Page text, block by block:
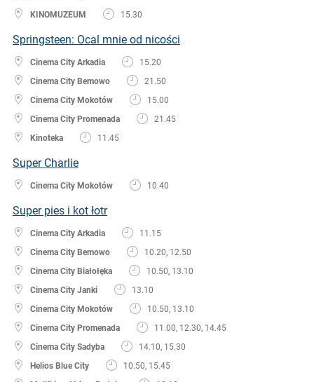
KINOMUZEUM 15.30
Springsteen: Ocal mnie od nicości
Cinema City Arkadia
15.20
Cinema City Bemowo
21.50
Cinema City Mokotów
15.00
Cinema City Promenada
21.45
Kinoteka
11.45
Super Charlie
Cinema City Mokotów 10.40
Super pies i kot łotr
Cinema City Arkadia
11.15
Cinema City Bemowo
10.20, 12.50
Cinema City Białołęka
10.50, 13.10
Cinema City Janki
13.10
Cinema City Mokotów
10.50, 13.10
Cinema City Promenada
11.00, 12.30, 14.45
Cinema City Sadyba
14.10, 15.30
Helios Blue City
10.50, 15.45